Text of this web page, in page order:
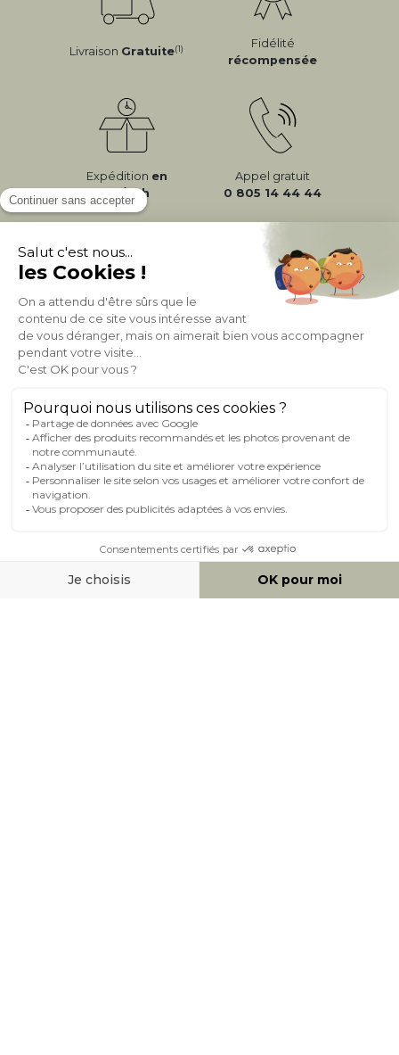
Livraison Gratuite(1)
Fidélité
récompensée
Expédition en
24/72h
Appel gratuit
0 805 14 44 44
À PROPOS DE MILIBOO
AIDE & CONTACT